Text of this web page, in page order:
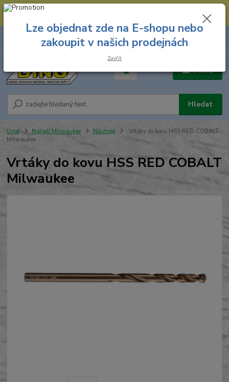
--- Spojovací materiál: 774 431 045 --- Prodejna nářadí: 731 449 423 --
Menu
Hledat
8.00 hod. - 16.00 hod.
za
Úvod Nářadí Milwaukee Nástroje
Vrtáky do kovu HSS RED COBALT
Milwaukee
Vrtáky do kovu HSS RED COBALT
Milwaukee
Lze objednat zde na E-shopu nebo
zakoupit v našich prodejnách
Zavřít